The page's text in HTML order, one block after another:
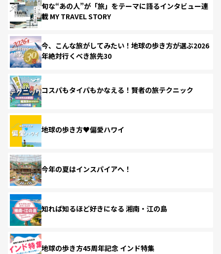
旬な“あの人”が「旅」をテーマに語るインタビュー連
載 MY TRAVEL STORY
今、こんな旅がしてみたい！地球の歩き方が選ぶ2026
年絶対行くべき旅先30
コスパもタイパもかなえる！賢者の旅テクニック
地球の歩き方♥偏愛ハワイ
今年の夏はインスパイアへ！
知れば知るほど好きになる 湘南・江の島
地球の歩き方45周年記念 インド特集